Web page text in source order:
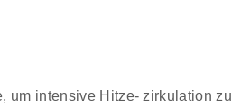
um intensive Hitze- zirkulation zu